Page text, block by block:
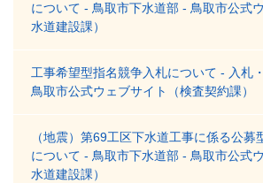
について - 鳥取市下水道部 - 鳥取市公式
水道建設課）
工事希望型指名競争入札について - 入札
鳥取市公式ウェブサイト（検査契約課）
（地震）第69工区下水道工事に係る公募
について - 鳥取市下水道部 - 鳥取市公式
水道建設課）